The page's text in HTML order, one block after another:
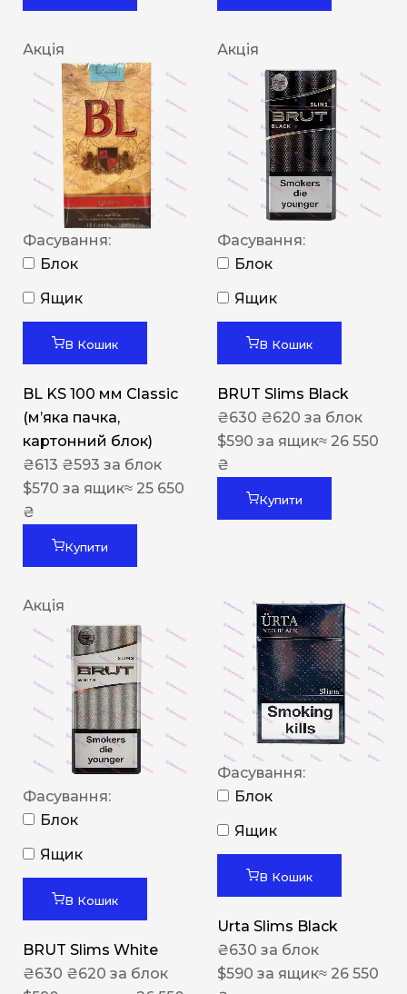
Акція
Фасування:
Блок
Ящик
В Кошик
BL KS 100 мм Classic
(м’яка пачка,
картонний блок)
₴613 ₴593 за блок
$570 за ящик≈ 25 650
₴
Купити
Акція
Фасування:
Блок
Ящик
В Кошик
BRUT Slims Black
₴630 ₴620 за блок
$590 за ящик≈ 26 550
₴
Купити
Акція
Фасування:
Блок
Ящик
В Кошик
BRUT Slims White
₴630 ₴620 за блок
Фасування:
Блок
Ящик
В Кошик
Urta Slims Black
₴630 за блок
$590 за ящик≈ 26 550